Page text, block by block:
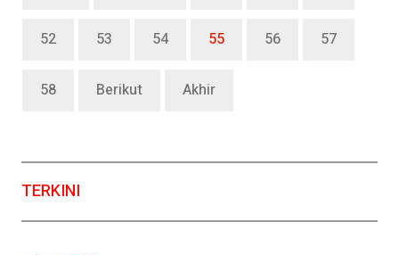
52 53 54 55 56 57
58 Berikut Akhir
TERKINI